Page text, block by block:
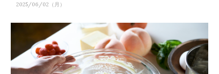
2025/06/02（月）